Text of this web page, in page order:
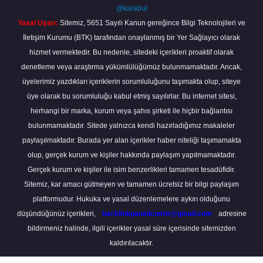
@karabul
Yasal Uyarı: Sitemiz, 5651 Sayılı Kanun gereğince Bilgi Teknolojileri ve
İletişim Kurumu (BTK) tarafından onaylanmış bir Yer Sağlayıcı olarak
hizmet vermektedir. Bu nedenle, sitedeki içerikleri proaktif olarak
denetleme veya araştırma yükümlülüğümüz bulunmamaktadır. Ancak,
üyelerimiz yazdıkları içeriklerin sorumluluğunu taşımakta olup, siteye
üye olarak bu sorumluluğu kabul etmiş sayılırlar. Bu internet sitesi,
herhangi bir marka, kurum veya şahıs şirketi ile hiçbir bağlantısı
bulunmamaktadır. Sitede yalnızca kendi hazırladığımız makaleler
paylaşılmaktadır. Burada yer alan içerikler haber niteliği taşımamakta
olup, gerçek kurum ve kişiler hakkında paylaşım yapılmamaktadır.
Gerçek kurum ve kişiler ile isim benzerlikleri tamamen tesadüfidir.
Sitemiz, kar amacı gütmeyen ve tamamen ücretsiz bir bilgi paylaşım
platformudur. Hukuka ve yasal düzenlemelere aykırı olduğunu
düşündüğünüz içerikleri,
backlinkpanelicomtr@gmail.com
adresine
bildirmeniz halinde, ilgili içerikler yasal süre içerisinde sitemizden
kaldırılacaktır.